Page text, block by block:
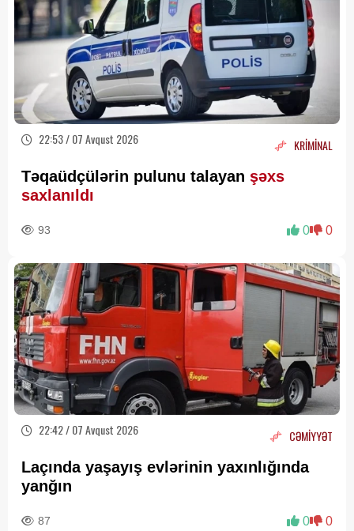
22:53 / 07 Avqust 2026 KRİMİNAL
Təqaüdçülərin pulunu talayan şəxs
saxlanıldı
93 0 0
22:42 / 07 Avqust 2026 CƏMİYYƏT
Laçında yaşayış evlərinin yaxınlığında
yanğın
87 0 0